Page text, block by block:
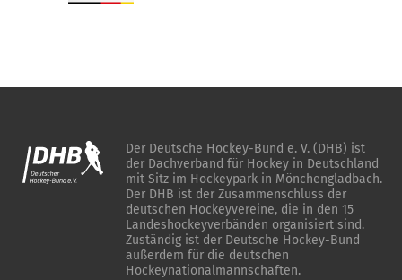
Der Deutsche Hockey-Bund e. V. (DHB) ist
der Dachverband für Hockey in Deutschland
mit Sitz im Hockeypark in Mönchengladbach.
Der DHB ist der Zusammenschluss der
deutschen Hockeyvereine, die in den 15
Landeshockeyverbänden organisiert sind.
Zuständig ist der Deutsche Hockey-Bund
außerdem für die deutschen
Hockeynationalmannschaften.